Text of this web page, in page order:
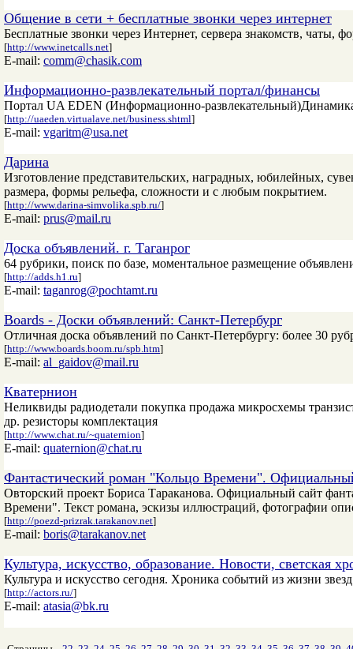
Общение в сети + бесплатные звонки через интернет
Бесплатные звонки через Интернет, сервера знакомств, чаты,
[http://www.inetcalls.net]
E-mail: comm@chasik.com
Информационно-развлекательный портал/финансы
Портал UA EDEN (Информационно-
[http://uaeden.virtualave.net/business.shtml]
E-mail: vgaritm@usa.net
Дарина
Изготовление представительских, наградных, юбилейных,
размера, формы рельефа, сложности и с любым покрытием.
[http://www.darina-simvolika.spb.ru/]
E-mail: prus@mail.ru
Доска объявлений. г. Таганрог
64 рубрики, поиск по базе, моментальное размещение
[http://adds.h1.ru]
E-mail: taganrog@pochtamt.ru
Boards - Доски объявлений: Санкт-Петербург
Отличная доска объявлений по Санкт-Петербургу: более 30
[http://www.boards.boom.ru/spb.htm]
E-mail: al_gaidov@mail.ru
Кватернион
Неликвиды радиодетали покупка продажа микросхемы
др. резисторы комплектация
[http://www.chat.ru/~quaternion]
E-mail: quaternion@chat.ru
Фантастический роман "Кольцо Времени".
Овторский проект Бориса Тараканова. Официальный сайт
Времени". Текст романа, эскизы иллюстраций, фотографии
[http://poezd-prizrak.tarakanov.net]
E-mail: boris@tarakanov.net
Культура, искусство, образование. Новости, светская
Культура и искусство сегодня. Хроника событий из жизни
[http://actors.ru/]
E-mail: atasia@bk.ru